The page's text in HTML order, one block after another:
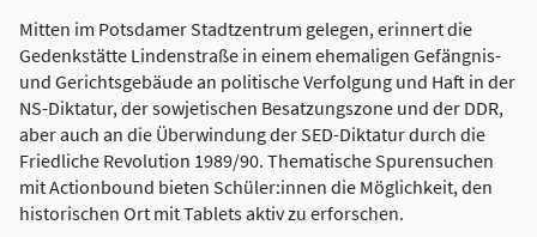
Mitten im Potsdamer Stadtzentrum gelegen, erinnert die
Gedenkstätte Lindenstraße in einem ehemaligen Gefängnis-
und Gerichtsgebäude an politische Verfolgung und Haft in der
NS-Diktatur, der sowjetischen Besatzungszone und der DDR,
aber auch an die Überwindung der SED-Diktatur durch die
Friedliche Revolution 1989/90. Thematische Spurensuchen
mit Actionbound bieten Schüler:innen die Möglichkeit, den
historischen Ort mit Tablets aktiv zu erforschen.